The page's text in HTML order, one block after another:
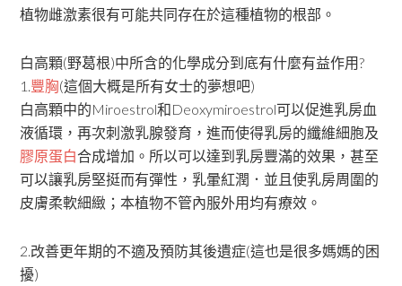
植物雌激素很有可能共同存在於這種植物的根部。
白高顆(野葛根)中所含的化學成分到底有什麼有益作用?
1.豐胸(這個大概是所有女士的夢想吧)
白高顆中的Miroestrol和Deoxymiroestrol可以促進乳房血
液循環，再次刺激乳腺發育，進而使得乳房的纖維細胞及
膠原蛋白合成增加。所以可以達到乳房豐滿的效果，甚至
可以讓乳房堅挺而有彈性，乳暈紅潤．並且使乳房周圍的
皮膚柔軟細緻；本植物不管內服外用均有療效。
2.改善更年期的不適及預防其後遺症(這也是很多媽媽的困
擾)